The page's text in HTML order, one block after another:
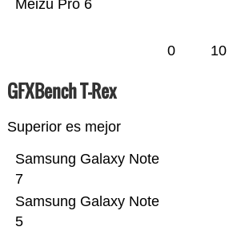
Meizu Pro 6
0 10
GFXBench T-Rex
Superior es mejor
Samsung Galaxy Note
5
Samsung Galaxy Note
7